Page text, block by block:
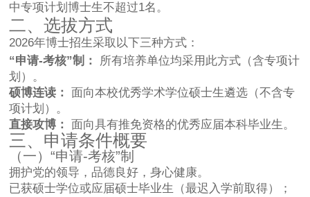
中专项计划博士生不超过1名。
二、选拔方式
2026年博士招生采取以下三种方式：
“申请-考核”制：
所有培养单位均采用此方式（含专项计
划）。
硕博连读：
面向本校优秀学术学位硕士生遴选（不含专
项计划）。
直接攻博：
面向具有推免资格的优秀应届本科毕业生。
三、申请条件概要
（一）“申请-考核”制
拥护党的领导，品德良好，身心健康。
已获硕士学位或应届硕士毕业生（最迟入学前取得）；